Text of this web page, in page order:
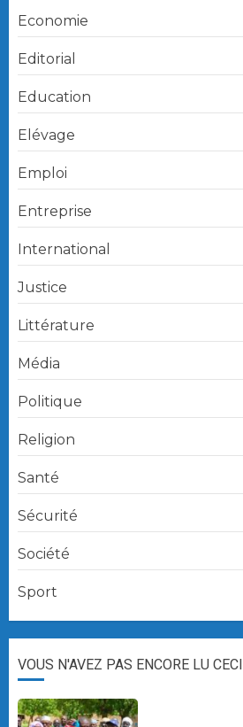
Economie
Editorial
Education
Elévage
Emploi
Entreprise
International
Justice
Littérature
Média
Politique
Religion
Santé
Sécurité
Société
Sport
VOUS N'AVEZ PAS ENCORE LU CECI